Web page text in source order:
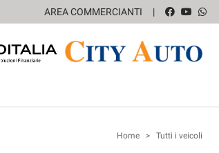
AREA COMMERCIANTI
Home > Tutti i veicoli